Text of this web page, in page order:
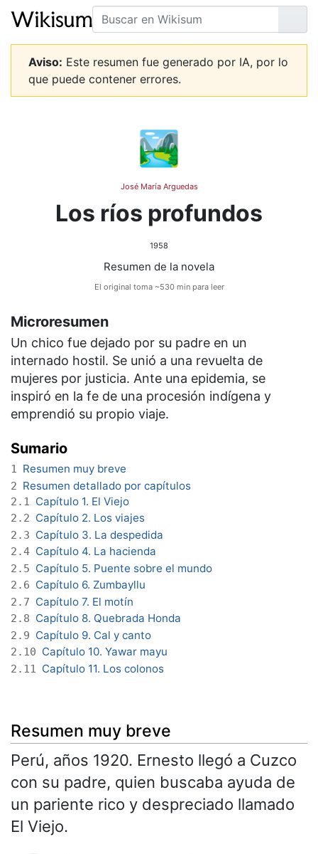
Buscar
Ir
Aviso: Este resumen fue generado por IA, por lo
que puede contener errores.
🏞️
José María Arguedas
Los ríos profundos
1958
Resumen de la novela
El original toma ~530 min para leer
Microresumen
Un chico fue dejado por su padre en un
internado hostil. Se unió a una revuelta de
mujeres por justicia. Ante una epidemia, se
inspiró en la fe de una procesión indígena y
emprendió su propio viaje.
Sumario
1 Resumen muy breve
2 Resumen detallado por capítulos
2.1 Capítulo 1. El Viejo
2.2 Capítulo 2. Los viajes
2.3 Capítulo 3. La despedida
2.4 Capítulo 4. La hacienda
2.5 Capítulo 5. Puente sobre el mundo
2.6 Capítulo 6. Zumbayllu
2.7 Capítulo 7. El motín
2.8 Capítulo 8. Quebrada Honda
2.9 Capítulo 9. Cal y canto
2.10 Capítulo 10. Yawar mayu
2.11 Capítulo 11. Los colonos
Resumen muy breve
Perú, años 1920. Ernesto llegó a Cuzco
con su padre, quien buscaba ayuda de
un pariente rico y despreciado llamado
El Viejo.